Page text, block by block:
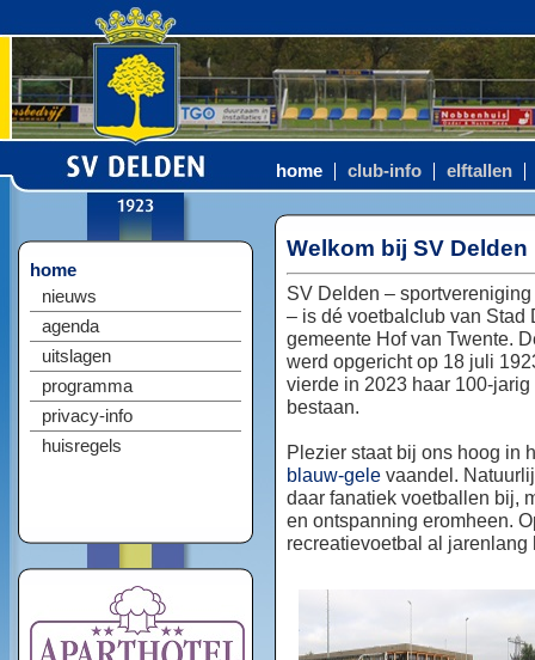
home club-info elftallen
home
nieuws
agenda
uitslagen
programma
privacy-info
huisregels
Welkom bij SV Delden
SV Delden –
– is dé voetbalclub van Stad
gemeente Hof van Twente.
werd opgericht op 18 juli
vierde in 2023 haar 100-jarig
bestaan.
Plezier staat bij ons hoog in
blauw-gele vaandel.
daar fanatiek voetballen bij,
en ontspanning eromheen.
recreatievoetbal al jarenlang